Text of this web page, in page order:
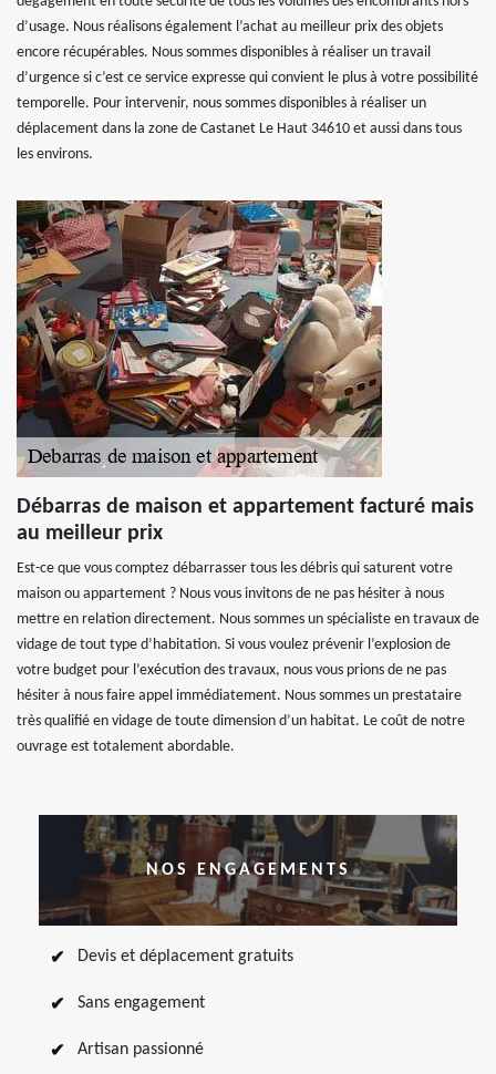
d’usage. Nous réalisons également l’achat au meilleur prix des objets
encore récupérables. Nous sommes disponibles à réaliser un travail
d’urgence si c’est ce service expresse qui convient le plus à votre possibilité
temporelle. Pour intervenir, nous sommes disponibles à réaliser un
déplacement dans la zone de Castanet Le Haut 34610 et aussi dans tous
les environs.
Débarras de maison et appartement facturé mais
au meilleur prix
Est-ce que vous comptez débarrasser tous les débris qui saturent votre
maison ou appartement ? Nous vous invitons de ne pas hésiter à nous
mettre en relation directement. Nous sommes un spécialiste en travaux de
vidage de tout type d’habitation. Si vous voulez prévenir l’explosion de
votre budget pour l’exécution des travaux, nous vous prions de ne pas
hésiter à nous faire appel immédiatement. Nous sommes un prestataire
très qualifié en vidage de toute dimension d’un habitat. Le coût de notre
ouvrage est totalement abordable.
NOS ENGAGEMENTS
Devis et déplacement gratuits
Sans engagement
Artisan passionné